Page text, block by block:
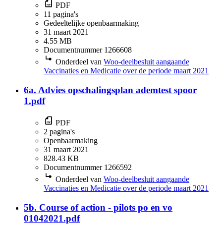
PDF
11 pagina's
Gedeeltelijke openbaarmaking
31 maart 2021
4.55 MB
Documentnummer 1266608
Onderdeel van Woo-deelbesluit aangaande
Vaccinaties en Medicatie over de periode maart 2021
6a. Advies opschalingsplan ademtest spoor
1.pdf
PDF
2 pagina's
Openbaarmaking
31 maart 2021
828.43 KB
Documentnummer 1266592
Onderdeel van Woo-deelbesluit aangaande
Vaccinaties en Medicatie over de periode maart 2021
5b. Course of action - pilots po en vo
01042021.pdf